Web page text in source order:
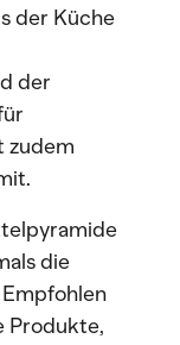
der Küche
der
zudem
die
Produkte,